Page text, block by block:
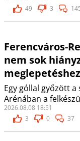
49
3
Ferencváros-
nem sok
meglepetéshez
Egy góllal győzött
Arénában a
2026.08.08 18:51
3
0 37